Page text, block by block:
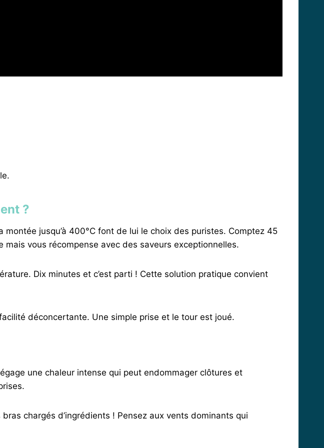
?
jusqu’à 400°C font de lui le choix des puristes. Comptez 45
mais vous récompense avec des saveurs exceptionnelles.
Dix minutes et c’est parti ! Cette solution pratique convient
déconcertante. Une simple prise et le tour est joué.
une chaleur intense qui peut endommager clôtures et
chargés d’ingrédients ! Pensez aux vents dominants qui